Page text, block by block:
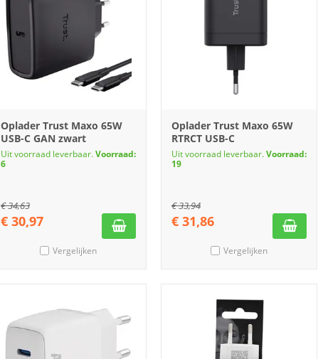
Oplader Trust Maxo 65W
USB-C GAN zwart
Uit voorraad leverbaar.Voorraad:
6
€34,63
€ 30,97
Vergelijken
Oplader Trust Maxo 65W
RTRCT USB-C
Uit voorraad leverbaar.Voorraad:
19
€33,94
€ 31,86
Vergelijken